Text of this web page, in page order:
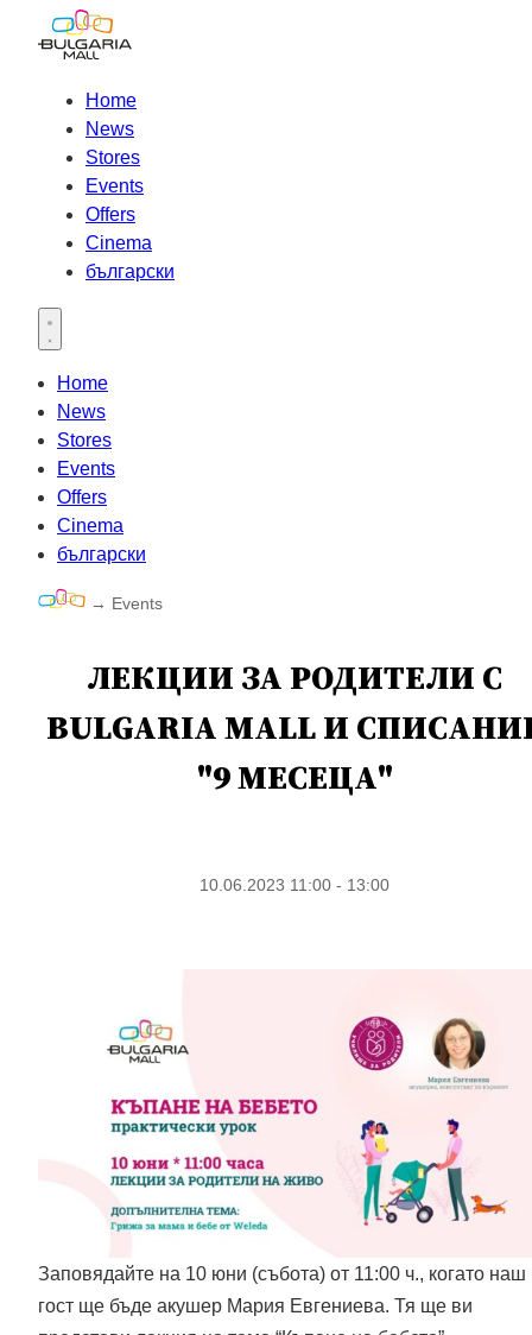
Home
News
Stores
Events
Offers
Cinema
български
Open main menu
Home
News
Stores
Events
Offers
Cinema
български
→ Events
ЛЕКЦИИ ЗА РОДИТЕЛИ С
BULGARIA MALL И
"9 МЕСЕЦА"
10.06.2023 11:00 - 13:00
Заповядайте на 10 юни (събота) от 11:00 ч., когато наш
гост ще бъде акушер Мария Евгениева. Тя ще ви